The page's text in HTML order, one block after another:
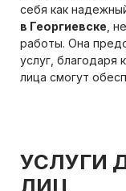
себя как
в Георгиевске ,
работы. Она
услуг, благодаря
лица смогут
УСЛУГИ
ЛИЦ